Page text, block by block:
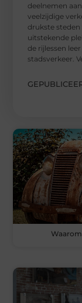
deelnemen
veelzijdige
drukste
uitstekende
de rijlessen
stadsverkeer.